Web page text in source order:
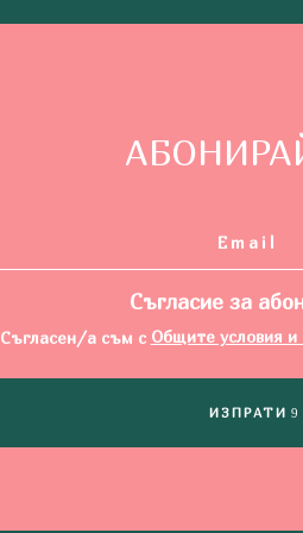
Съгласие за
Съгласен/а съм с Общите условия и
ИЗПРАТИ